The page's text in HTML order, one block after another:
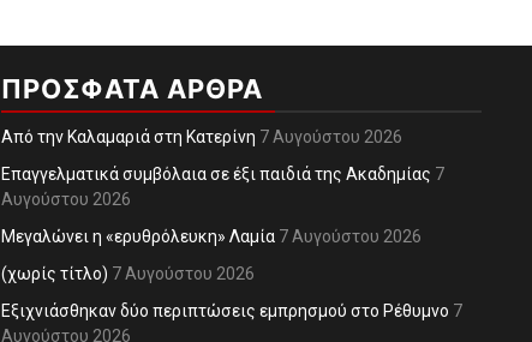
ΠΡΌΣΦΑΤΑ ΆΡΘΡΑ
Από την Καλαμαριά στη Κατερίνη 7 Αυγούστου 2026
Επαγγελματικά συμβόλαια σε έξι παιδιά της Ακαδημίας 7
Αυγούστου 2026
Μεγαλώνει η «ερυθρόλευκη» Λαμία 7 Αυγούστου 2026
(χωρίς τίτλο) 7 Αυγούστου 2026
Εξιχνιάσθηκαν δύο περιπτώσεις εμπρησμού στο Ρέθυμνο 7
Αυγούστου 2026